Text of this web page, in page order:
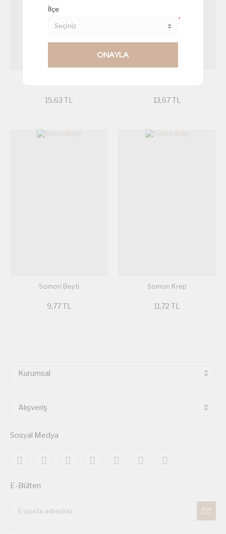
15,63 TL 13,67 TL
Somon Beyti
9,77 TL
Somon Krep
11,72 TL
Kurumsal
Alışveriş
Sosyal Medya
E-Bülten
İlçe
*
ONAYLA